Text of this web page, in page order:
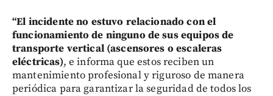
“El incidente no estuvo relacionado con el
funcionamiento de ninguno de sus equipos de
transporte vertical (ascensores o escaleras
eléctricas), e informa que estos reciben un
mantenimiento profesional y riguroso de manera
periódica para garantizar la seguridad de todos los